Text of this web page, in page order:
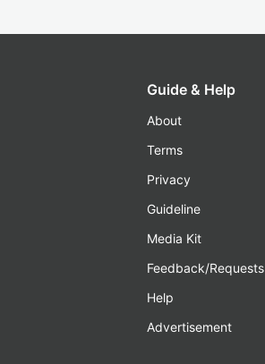
Guide & Help
About
Terms
Privacy
Guideline
Media Kit
Feedback/Requests
Help
Advertisement